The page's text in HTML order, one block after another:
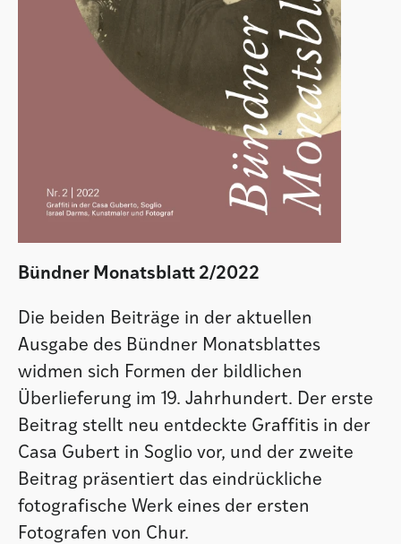
Bündner Monatsblatt 2/2022
Die beiden Beiträge in der aktuellen
Ausgabe des Bündner Monatsblattes
widmen sich Formen der bildlichen
Überlieferung im 19. Jahrhundert. Der erste
Beitrag stellt neu entdeckte Graffitis in der
Casa Gubert in Soglio vor, und der zweite
Beitrag präsentiert das eindrückliche
fotografische Werk eines der ersten
Fotografen von Chur.